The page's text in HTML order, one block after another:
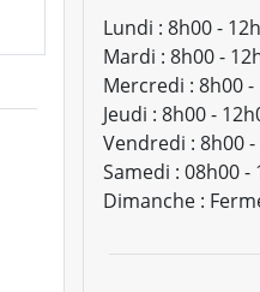
Lundi :8h00 -
Mardi :8h00 -
Mercredi :8h00
Jeudi :8h00 -
Vendredi :8h00
Samedi :08h00 -
Dimanche :